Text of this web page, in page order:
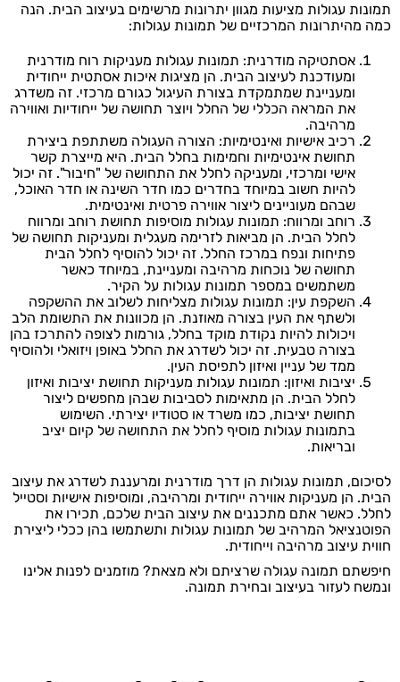
תמונות עגולות מציעות מגוון יתרונות מרשימים בעיצוב הבית. הנה
כמה מהיתרונות המרכזיים של תמונות עגולות:
אסתטיקה מודרנית: תמונות עגולות מעניקות רוח מודרנית
ומעודכנת לעיצוב הבית. הן מציגות איכות אסתטית ייחודית
ומעניינת שמתמקדת בצורת העיגול כגורם מרכזי. זה משדרג
את המראה הכללי של החלל ויוצר תחושה של ייחודיות ואווירה
מרהיבה.
רכיב אישיות ואינטימיות: הצורה העגולה משתתפת ביצירת
תחושת אינטימיות וחמימות בחלל הבית. היא מייצרת קשר
אישי ומרכזי, ומעניקה לחלל את התחושה של "חיבור". זה יכול
להיות חשוב במיוחד בחדרים כמו חדר השינה או חדר האוכל,
שבהם מעוניינים ליצור אווירה פרטית ואינטימית.
רוחב ומרווח: תמונות עגולות מוסיפות תחושת רוחב ומרווח
לחלל הבית. הן מביאות לזרימה מעגלית ומעניקות תחושה של
פתיחות ונפח במרכז החלל. זה יכול להוסיף לחלל הבית
תחושה של נוכחות מרהיבה ומעניינת, במיוחד כאשר
משתמשים במספר תמונות עגולות על הקיר.
השקפת עין: תמונות עגולות מצליחות לשלוב את ההשקפה
ולשתף את העין בצורה מאוזנת. הן מכוונות את התשומת הלב
ויכולות להיות נקודת מוקד בחלל, גורמות לצופה להתרכז בהן
בצורה טבעית. זה יכול לשדרג את החלל באופן ויזואלי ולהוסיף
ממד של עניין ואיזון לתפיסת העין.
יציבות ואיזון: תמונות עגולות מעניקות תחושת יציבות ואיזון
לחלל הבית. הן מתאימות לסביבות שבהן מחפשים ליצור
תחושת יציבות, כמו משרד או סטודיו יצירתי. השימוש
בתמונות עגולות מוסיף לחלל את התחושה של קיום יציב
ובריאות.
לסיכום, תמונות עגולות הן דרך מודרנית ומרעננת לשדרג את עיצוב
הבית. הן מעניקות אווירה ייחודית ומרהיבה, ומוסיפות אישיות וסטייל
לחלל. כאשר אתם מתכננים את עיצוב הבית שלכם, תכירו את
הפוטנציאל המרהיב של תמונות עגולות ותשתמשו בהן ככלי ליצירת
חווית עיצוב מרהיבה וייחודית.
חיפשתם תמונה עגולה שרציתם ולא מצאת? מוזמנים לפנות אלינו
ונמשח לעזור בעיצוב ובחירת תמונה.